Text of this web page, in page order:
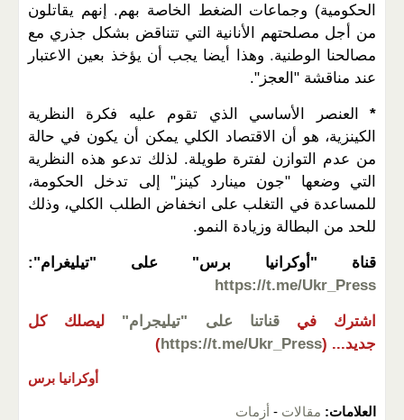
الحكومية) وجماعات الضغط الخاصة بهم. إنهم يقاتلون
من أجل مصلحتهم الأنانية التي تتناقض بشكل جذري مع
مصالحنا الوطنية. وهذا أيضا يجب أن يؤخذ بعين الاعتبار
عند مناقشة "العجز".
* العنصر الأساسي الذي تقوم عليه فكرة النظرية
الكينزية، هو أن الاقتصاد الكلي يمكن أن يكون في حالة
من عدم التوازن لفترة طويلة. لذلك تدعو هذه النظرية
التي وضعها "جون مينارد كينز" إلى تدخل الحكومة،
للمساعدة في التغلب على انخفاض الطلب الكلي، وذلك
للحد من البطالة وزيادة النمو.
قناة "أوكرانيا برس" على "تيليغرام":
https://t.me/Ukr_Press
اشترك في قناتنا على "تيليجرام"
ليصلك كل
جديد... (
https://t.me/Ukr_Press
)
أوكرانيا برس
العلامات: مقالات - أزمات